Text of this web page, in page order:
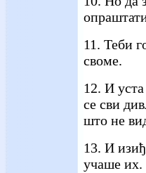
11. Теби
своме.
12. И
се сви
што не
13. И
учаше их.